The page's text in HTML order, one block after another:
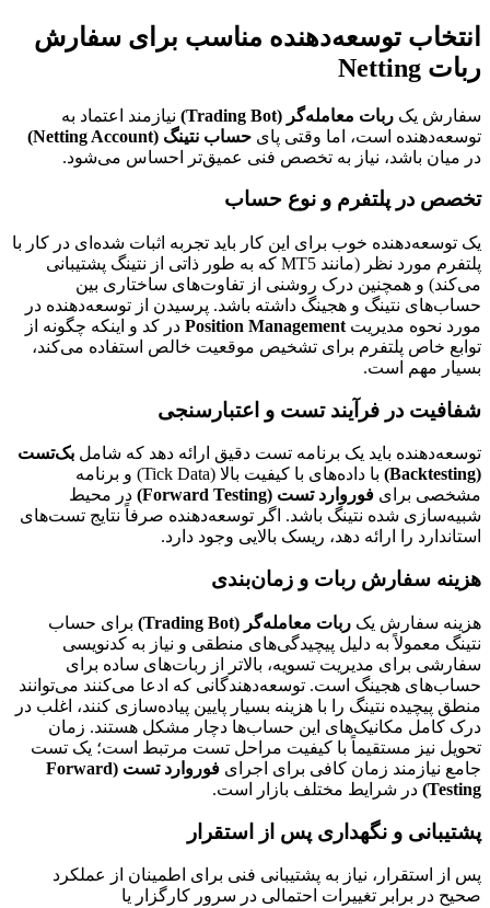
انتخاب توسعه‌دهنده مناسب برای سفارش
ربات Netting
سفارش یک ربات معامله‌گر (Trading Bot)
نیازمند اعتماد به
توسعه‌دهنده است، اما وقتی پای حساب نتینگ (Netting Account)
در میان باشد، نیاز به تخصص فنی عمیق‌تر احساس می‌شود.
تخصص در پلتفرم و نوع حساب
یک توسعه‌دهنده خوب برای این کار باید تجربه اثبات شده‌ای در کار با
پلتفرم مورد نظر (مانند MT5 که به طور ذاتی از نتینگ پشتیبانی
می‌کند) و همچنین درک روشنی از تفاوت‌های ساختاری بین
حساب‌های نتینگ و هجینگ داشته باشد. پرسیدن از توسعه‌دهنده در
مورد نحوه مدیریت Position Management در کد و اینکه چگونه از
توابع خاص پلتفرم برای تشخیص موقعیت خالص استفاده می‌کند،
بسیار مهم است.
شفافیت در فرآیند تست و اعتبارسنجی
توسعه‌دهنده باید یک برنامه تست دقیق ارائه دهد که شامل بک‌تست
(Backtesting)
با داده‌های با کیفیت بالا (Tick Data) و برنامه
مشخصی برای فوروارد تست (Forward Testing)
در محیط
شبیه‌سازی شده نتینگ باشد. اگر توسعه‌دهنده صرفاً نتایج تست‌های
استاندارد را ارائه دهد، ریسک بالایی وجود دارد.
هزینه سفارش ربات و زمان‌بندی
هزینه سفارش یک ربات معامله‌گر (Trading Bot)
برای حساب
نتینگ معمولاً به دلیل پیچیدگی‌های منطقی و نیاز به کدنویسی
سفارشی برای مدیریت تسویه، بالاتر از ربات‌های ساده برای
حساب‌های هجینگ است. توسعه‌دهندگانی که ادعا می‌کنند می‌توانند
منطق پیچیده نتینگ را با هزینه بسیار پایین پیاده‌سازی کنند، اغلب در
درک کامل مکانیک‌های این حساب‌ها دچار مشکل هستند. زمان
تحویل نیز مستقیماً با کیفیت مراحل تست مرتبط است؛ یک تست
جامع نیازمند زمان کافی برای اجرای
فوروارد تست (Forward
Testing) در شرایط مختلف بازار است.
پشتیبانی و نگهداری پس از استقرار
پس از استقرار، نیاز به پشتیبانی فنی برای اطمینان از عملکرد
صحیح در برابر تغییرات احتمالی در سرور کارگزار یا